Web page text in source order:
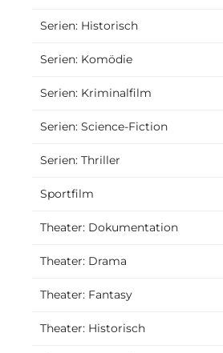
Serien: Historisch
Serien: Komödie
Serien: Kriminalfilm
Serien: Science-Fiction
Serien: Thriller
Sportfilm
Theater: Dokumentation
Theater: Drama
Theater: Fantasy
Theater: Historisch